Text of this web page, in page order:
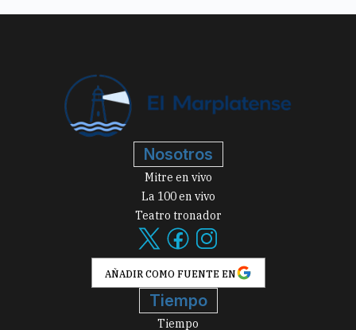
Nosotros
Mitre en vivo
La 100 en vivo
Teatro tronador
AÑADIR COMO FUENTE EN
Tiempo
Tiempo